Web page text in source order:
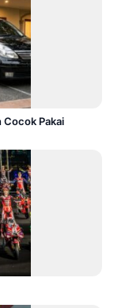
Cocok Pakai